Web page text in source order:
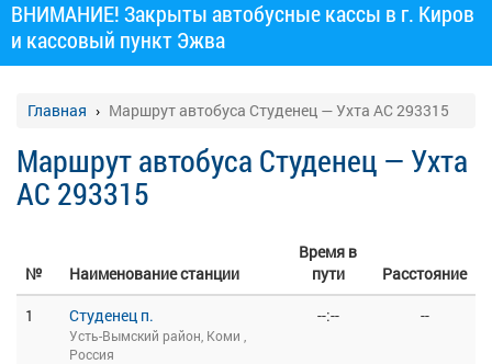
ВНИМАНИЕ! Закрыты автобусные кассы в г. Киров
и кассовый пункт Эжва
Главная Маршрут автобуса Студенец — Ухта АС 293315
Маршрут автобуса Студенец — Ухта
АС 293315
№ Наименование станции
Время в
пути
Расстояние
1
Студенец п.
Усть-Вымский район, Коми ,
Россия
--:-- --